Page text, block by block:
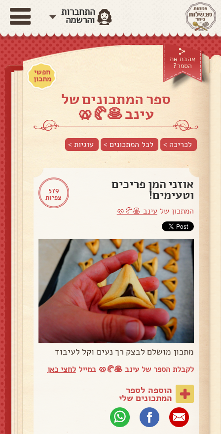
התחברות
והרשמה
אהבת את
הספר?
חפשי
מתכון
ספר המתכונים של
עינב 🥞🥐🥨
לכריכה > לכל המתכונים > עוגיות>
579
צפיות
אוזני המן פריכים
וטעימים!
המתכון שלעינב 🥞🥐🥨
מתכון מושלם לבצק רך נעים וקל לעיבוד
לקבלת הספר של עינב 🥞🥐🥨 במייללחצי כאן
הוספה לספר
המתכונים שלי